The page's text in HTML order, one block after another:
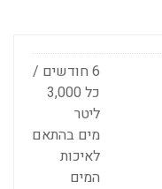
6 חודשים /
כל 3,000
ליטר
מים בהתאם
לאיכות
המים